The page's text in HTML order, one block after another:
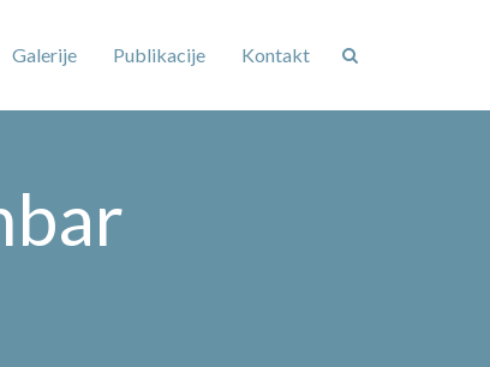
Galerije Publikacije Kontakt